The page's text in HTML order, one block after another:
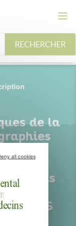
RECHERCHER
de la
depuis
la HAS
all cookies